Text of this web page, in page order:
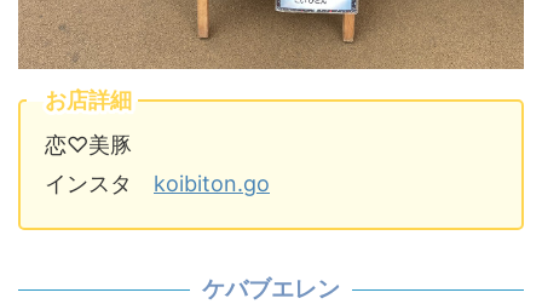
お店詳細
恋♡美豚
インスタ koibiton.go
ケバブエレン